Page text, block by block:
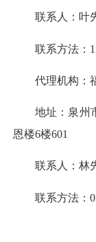
联系人：叶
联系方法：
代理机构：福
地址：泉州市
恩楼6楼601
联系人：林
联系方法：